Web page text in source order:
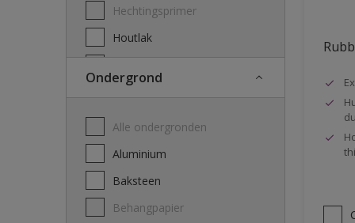
Hechtingsprimer
Houtlak
Ondergrond
Alle ondergronden
Aluminium
Baksteen
Behangpapier